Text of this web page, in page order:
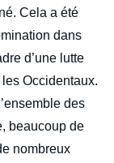
Cela a été
dans
d’une lutte
Occidentaux.
des
beaucoup de
nombreux